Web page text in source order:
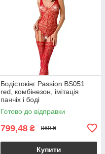
Бодістокінг Passion BS051
red, комбінезон, імітація
панчіх і боді
Готово до відправки
799,48 ₴ 869 ₴
Купити